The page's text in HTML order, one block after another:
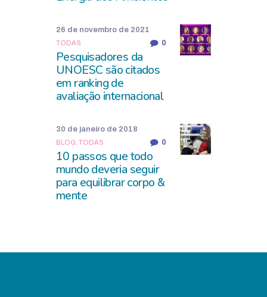
TODAS 0
Pesquisadores da
UNOESC são citados
em ranking de
avaliação internacional
26 de novembro de 2021
BLOG, TODAS 0
10 passos que todo
mundo deveria seguir
para equilibrar corpo &
mente
30 de janeiro de 2018